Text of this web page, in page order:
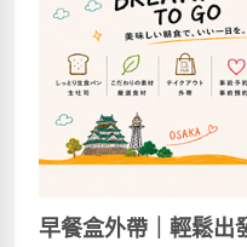
早餐盒外帶｜輕鬆出